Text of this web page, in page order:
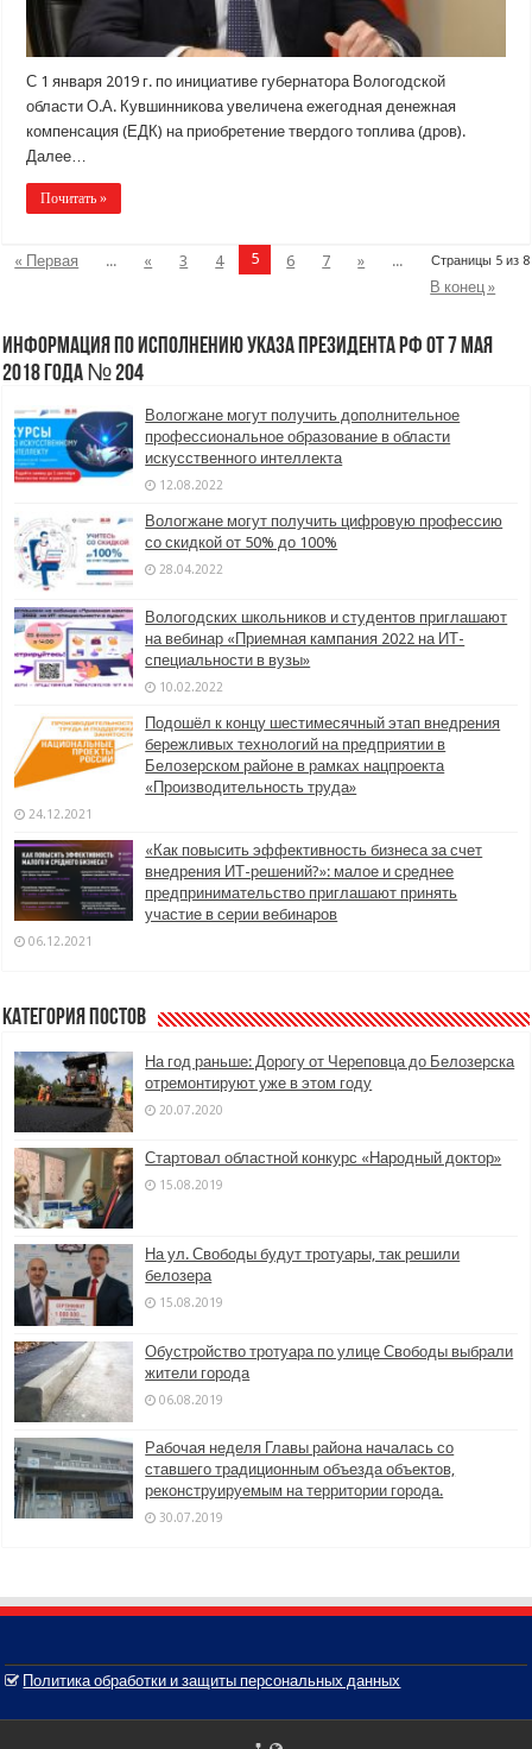
С 1 января 2019 г. по инициативе губернатора Вологодской
области О.А. Кувшинникова увеличена ежегодная денежная
компенсация (ЕДК) на приобретение твердого топлива (дров).
Далее…
Почитать »
Страницы 5 из 8
« Первая ... « 3 4 5 6 7 »
...
В конец »
информация по исполнению указа Президента РФ от 7 мая
2018 года № 204
Вологжане могут получить дополнительное
профессиональное образование в области
искусственного интеллекта
12.08.2022
Вологжане могут получить цифровую профессию
со скидкой от 50% до 100%
28.04.2022
Вологодских школьников и студентов приглашают
на вебинар «Приемная кампания 2022 на ИТ-
специальности в вузы»
10.02.2022
Подошёл к концу шестимесячный этап внедрения
бережливых технологий на предприятии в
Белозерском районе в рамках нацпроекта
«Производительность труда»
24.12.2021
«Как повысить эффективность бизнеса за счет
внедрения ИТ-решений?»: малое и среднее
предпринимательство приглашают принять
участие в серии вебинаров
06.12.2021
Категория постов
На год раньше: Дорогу от Череповца до Белозерска
отремонтируют уже в этом году
20.07.2020
Стартовал областной конкурс «Народный доктор»
15.08.2019
На ул. Свободы будут тротуары, так решили
белозера
15.08.2019
Обустройство тротуара по улице Свободы выбрали
жители города
06.08.2019
Рабочая неделя Главы района началась со
ставшего традиционным объезда объектов,
реконструируемым на территории города.
30.07.2019
Политика обработки и защиты персональных данных